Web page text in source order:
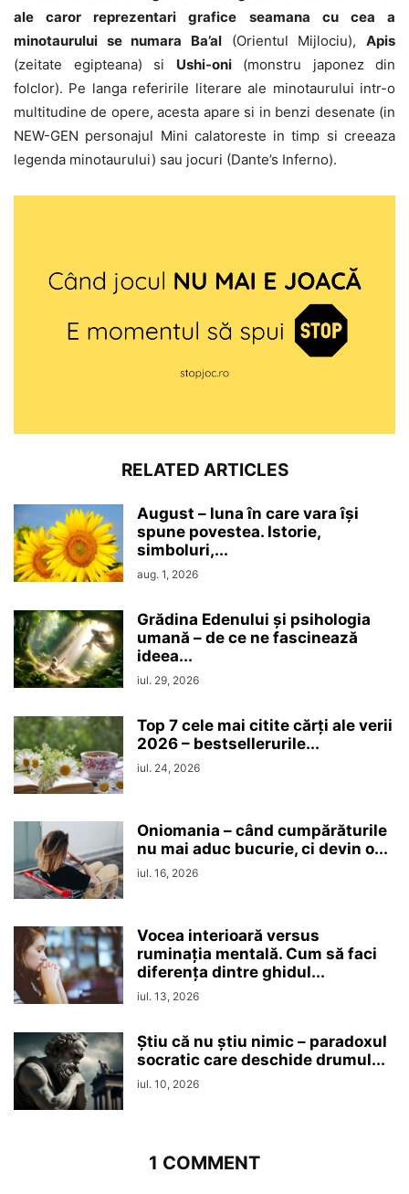
ale caror reprezentari grafice seamana cu cea a
minotaurului se numara Ba’al (Orientul Mijlociu), Apis
(zeitate egipteana) si Ushi-oni(monstru japonez din
folclor). Pe langa referirile literare ale minotaurului intr-o
multitudine de opere, acesta apare si in benzi desenate (in
NEW-GEN personajul Mini calatoreste in timp si creeaza
legenda minotaurului) sau jocuri (Dante’s Inferno).
RELATED ARTICLES
August – luna în care vara își
spune povestea. Istorie,
simboluri,...
aug. 1, 2026
Grădina Edenului și psihologia
umană – de ce ne fascinează
ideea...
iul. 29, 2026
Top 7 cele mai citite cărți ale verii
2026 – bestsellerurile...
iul. 24, 2026
Oniomania – când cumpărăturile
nu mai aduc bucurie, ci devin o...
iul. 16, 2026
Vocea interioară versus
ruminaţia mentală. Cum să faci
diferența dintre ghidul...
iul. 13, 2026
Ştiu că nu ştiu nimic – paradoxul
socratic care deschide drumul...
iul. 10, 2026
1 COMMENT